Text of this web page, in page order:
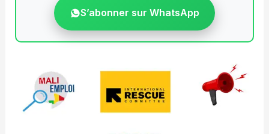
S’abonner sur WhatsApp